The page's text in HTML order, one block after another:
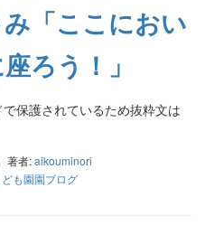
「ここにおい
ろう！」
保護されているため抜粋文は
著者:aikouminori
も園園ブログ